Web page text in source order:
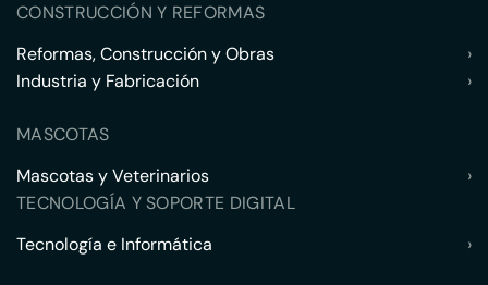
CONSTRUCCIÓN Y REFORMAS
Reformas, Construcción y Obras
›
Industria y Fabricación
›
MASCOTAS
Mascotas y Veterinarios
›
TECNOLOGÍA Y SOPORTE DIGITAL
Tecnología e Informática
›